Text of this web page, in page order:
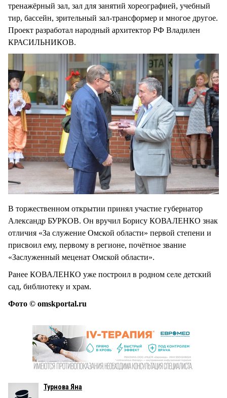
тренажёрный зал, зал для занятий хореографией, учебный
тир, бассейн, зрительный зал-трансформер и многое другое.
Проект разработал народный архитектор РФ Владилен
КРАСИЛЬНИКОВ.
В торжественном открытии принял участие губернатор
Александр БУРКОВ. Он вручил Борису КОВАЛЕНКО знак
отличия «За служение Омской области» первой степени и
присвоил ему, первому в регионе, почётное звание
«Заслуженный меценат Омской области».
Ранее КОВАЛЕНКО уже построил в родном селе детский
сад, библиотеку и храм.
Фото © omskportal.ru
Турнова Яна